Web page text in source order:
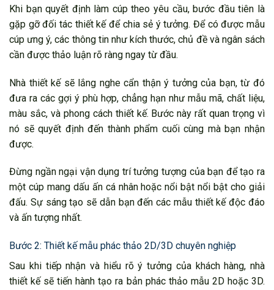
Khi bạn quyết định làm cúp theo yêu cầu, bước đầu tiên là
gặp gỡ đối tác thiết kế để chia sẻ ý tưởng. Để có được mẫu
cúp ưng ý, các thông tin như kích thước, chủ đề và ngân sách
cần được thảo luận rõ ràng ngay từ đầu.
Nhà thiết kế sẽ lắng nghe cẩn thận ý tưởng của bạn, từ đó
đưa ra các gợi ý phù hợp, chẳng hạn như mẫu mã, chất liệu,
màu sắc, và phong cách thiết kế. Bước này rất quan trọng vì
nó sẽ quyết định đến thành phẩm cuối cùng mà bạn nhận
được.
Đừng ngần ngại vận dụng trí tưởng tượng của bạn để tạo ra
một cúp mang dấu ấn cá nhân hoặc nổi bật nổi bật cho giải
đấu. Sự sáng tạo sẽ dẫn bạn đến các mẫu thiết kế độc đáo
và ấn tượng nhất.
Bước 2: Thiết kế mẫu phác thảo 2D/3D chuyên nghiệp
Sau khi tiếp nhận và hiểu rõ ý tưởng của khách hàng, nhà
thiết kế sẽ tiến hành tạo ra bản phác thảo mẫu 2D hoặc 3D.